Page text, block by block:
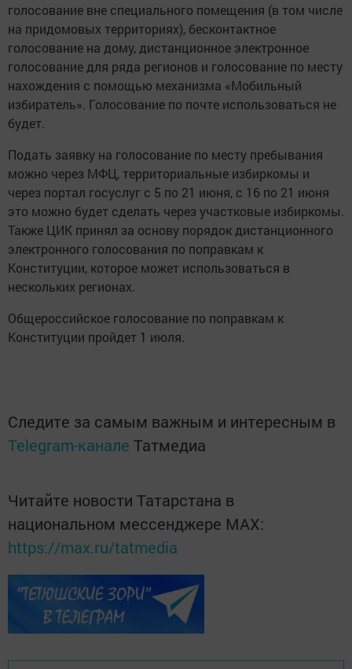
голосование вне специального помещения (в том числе
на придомовых территориях), бесконтактное
голосование на дому, дистанционное электронное
голосование для ряда регионов и голосование по месту
нахождения с помощью механизма «Мобильный
избиратель». Голосование по почте использоваться не
будет.
Подать заявку на голосование по месту пребывания
можно через МФЦ, территориальные избиркомы и
через портал госуслуг с 5 по 21 июня, с 16 по 21 июня
это можно будет сделать через участковые избиркомы.
Также ЦИК принял за основу порядок дистанционного
электронного голосования по поправкам к
Конституции, которое может использоваться в
нескольких регионах.
Общероссийское голосование по поправкам к
Конституции пройдет 1 июля.
Следите за самым важным и интересным в
Telegram-канале Татмедиа
Читайте новости Татарстана в
национальном мессенджере MАХ:
https://max.ru/tatmedia